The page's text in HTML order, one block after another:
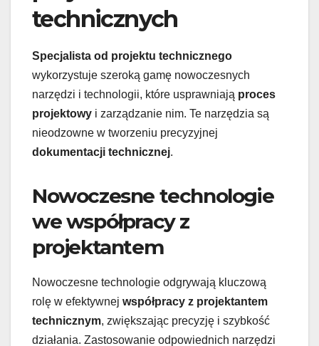
technicznych
Specjalista od projektu technicznego
wykorzystuje szeroką gamę nowoczesnych
narzędzi i technologii, które usprawniają proces
projektowy i zarządzanie nim. Te narzędzia są
nieodzowne w tworzeniu precyzyjnej
dokumentacji technicznej.
Nowoczesne technologie
we współpracy z
projektantem
Nowoczesne technologie odgrywają kluczową
rolę w efektywnej współpracy z projektantem
technicznym, zwiększając precyzję i szybkość
działania. Zastosowanie odpowiednich narzędzi